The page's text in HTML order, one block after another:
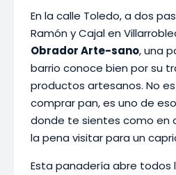
En la calle Toledo, a dos
Ramón y Cajal en
Obrador Arte-sano, una
barrio conoce bien por su
productos artesanos. No
comprar pan, es uno de
donde te sientes como en
la pena visitar para un
Esta panadería abre todos